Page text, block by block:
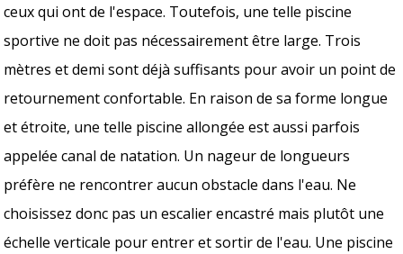
ceux qui ont de l'espace. Toutefois, une telle piscine
sportive ne doit pas nécessairement être large. Trois
mètres et demi sont déjà suffisants pour avoir un point de
retournement confortable. En raison de sa forme longue
et étroite, une telle piscine allongée est aussi parfois
appelée canal de natation. Un nageur de longueurs
préfère ne rencontrer aucun obstacle dans l'eau. Ne
choisissez donc pas un escalier encastré mais plutôt une
échelle verticale pour entrer et sortir de l'eau. Une piscine